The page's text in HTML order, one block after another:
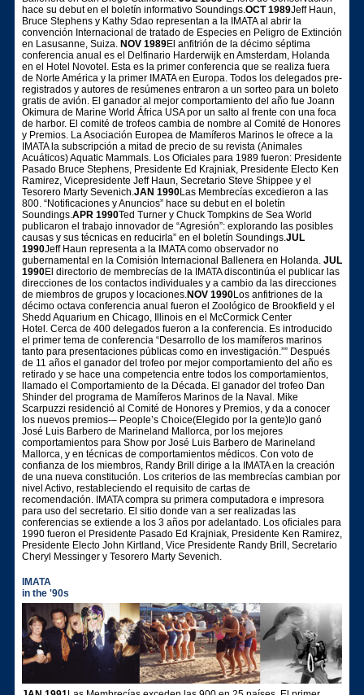
hace su debut en el boletín informativo Soundings.OCT 1989Jeff Haun,
Bruce Stephens y Kathy Sdao representan a la IMATA al abrir la
convención Internacional de tratado de Especies en Peligro de Extinción
en Lasusanne, Suiza. NOV 1989El anfitrión de la décimo séptima
conferencia anual es el Delfinario Harderwijk en Amsterdam, Holanda
en el Hotel Novotel. Esta es la primer conferencia que se realiza fuera
de Norte América y la primer IMATA en Europa. Todos los delegados pre-
registrados y autores de resúmenes entraron a un sorteo para un boleto
gratis de avión. El ganador al mejor comportamiento del año fue Joann
Okimura de Marine World África USA por un salto al frente con una foca
de harbor. El comité de trofeos cambia de nombre al Comité de Honores
y Premios. La Asociación Europea de Mamíferos Marinos le ofrece a la
IMATA la subscripción a mitad de precio de su revista (Animales
Acuáticos) Aquatic Mammals. Los Oficiales para 1989 fueron: Presidente
Pasado Bruce Stephens, Presidente Ed Krajniak, Presidente Electo Ken
Ramirez, Vicepresidente Jeff Haun, Secretario Steve Shippee y el
Tesorero Marty Sevenich.JAN 1990Las Membrecías excedieron a las
800. “Notificaciones y Anuncios” hace su debut en el boletín
Soundings.APR 1990Ted Turner y Chuck Tompkins de Sea World
publicaron el trabajo innovador de “Agresión”: explorando las posibles
causas y sus técnicas en reducirla” en el boletín Soundings.JUL
1990Jeff Haun representa a la IMATA como observador no
gubernamental en la Comisión Internacional Ballenera en Holanda. JUL
1990El directorio de membrecías de la IMATA discontinúa el publicar las
direcciones de los contactos individuales y a cambio da las direcciones
de miembros de grupos y locaciones.NOV 1990Los anfitriones de la
décimo octava conferencia anual fueron el Zoológico de Brookfield y el
Shedd Aquarium en Chicago, Illinois en el McCormick Center
Hotel. Cerca de 400 delegados fueron a la conferencia. Es introducido
el primer tema de conferencia “Desarrollo de los mamíferos marinos
tanto para presentaciones públicas como en investigación.”” Después
de 11 años el ganador del trofeo por mejor comportamiento del año es
retirado y se hace una competencia entre todos los comportamientos,
llamado el Comportamiento de la Década. El ganador del trofeo Dan
Shinder del programa de Mamíferos Marinos de la Naval. Mike
Scarpuzzi residenció al Comité de Honores y Premios, y da a conocer
los nuevos premios-– People’s Choice(Elegido por la gente)lo ganó
José Luis Barbero de Marineland Mallorca, por los mejores
comportamientos para Show por José Luis Barbero de Marineland
Mallorca, y en técnicas de comportamientos médicos. Con voto de
confianza de los miembros, Randy Brill dirige a la IMATA en la creación
de una nueva constitución. Los criterios de las membrecías cambian por
nivel Activo, restableciendo el requisito de cartas de
recomendación. IMATA compra su primera computadora e impresora
para uso del secretario. El sitio donde van a ser realizadas las
conferencias se extiende a los 3 años por adelantado. Los oficiales para
1990 fueron el Presidente Pasado Ed Krajniak, Presidente Ken Ramirez,
Presidente Electo John Kirtland, Vice Presidente Randy Brill, Secretario
Cheryl Messinger y Tesorero Marty Sevenich.
IMATA
in the '90s